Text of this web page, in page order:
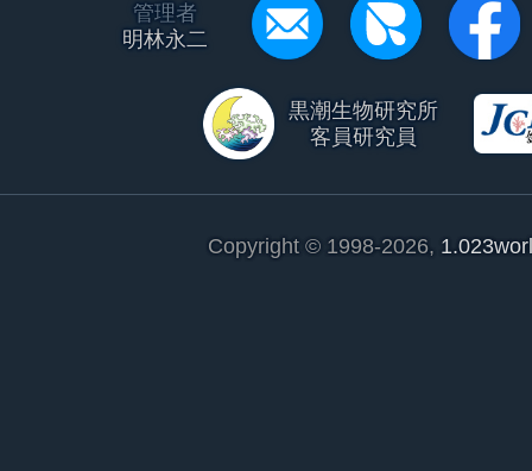
管理者
明林永二
黒潮生物研究所
客員研究員
Copyright © 1998-2026,